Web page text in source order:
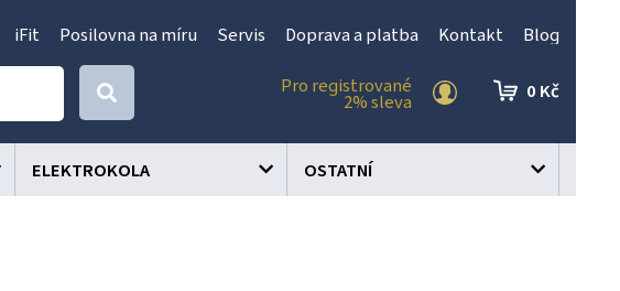
iFit Posilovna na míru Servis Doprava a platba Kontakt Blog
Pro registrované
2% sleva
0 Kč
ELEKTROKOLA OSTATNÍ